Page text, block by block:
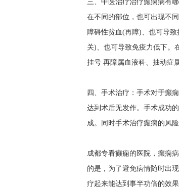
三、中医治疗治疗癫痫病有
在不同的部位，也可出现不
障碍性贫血(再障)、也可导
关)、也可导致免疫力低下。
挂号 再障属血液科、抽动症
四、手术治疗：手术对于癫
达到术后无发作。手术成功
成。同时手术治疗癫痫的风
成都专看癫痫的医院，癫痫
的是，为了避免病情随时出
疗起来能达到事半功倍的效